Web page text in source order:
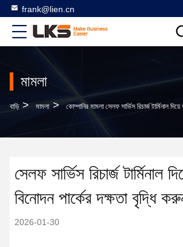
frank@lien.cn
মামলা
বাড়ি > মামলা > কোম্পানির মামলা সেলফ সার্ভিস রিচার্জ টার্মিনাল দিয়ে আপনার বিনোদন পার্কের
সেলফ সার্ভিস রিচার্জ টার্মিনাল
বিনোদন পার্কের দক্ষতা বৃদ্ধি
2026-01-30